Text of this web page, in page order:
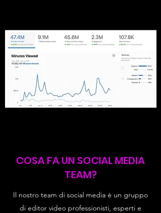
COSA FA UN SOCIAL MEDIA
TEAM?
Il nostro team di social media è un gruppo
di editor video professionisti, esperti e